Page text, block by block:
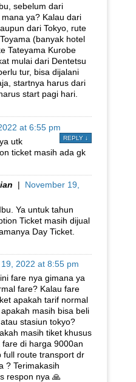
sebelum dari
ya? Kalau dari
dari Tokyo, rute
(banyak hotel
Tateyama Kurobe
mulai dari Dentetsu
tur, bisa dijalani
startnya harus dari
start pagi hari.
at 6:55 pm
REPLY ↓
utk
ticket masih ada gk
| November 19,
Ya untuk tahun
Ticket masih dijual
Day Ticket.
2022 at 8:55 pm
fare nya gimana ya
fare? Kalau fare
apakah tarif normal
masih bisa beli
stasiun tokyo?
masih tiket khusus
di harga 9000an
full route transport dr
? Terimakasih
respon nya 🙏